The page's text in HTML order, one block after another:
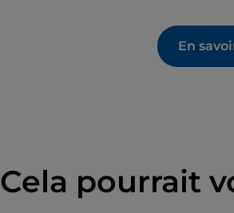
En
Cela pourrait